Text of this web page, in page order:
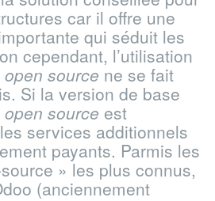
car il offre une
qui séduit les
cependant, l’utilisation
open source ne se fait
Si la version de base
open source est
services additionnels
payants. Parmis les
» les plus connus,
(anciennement